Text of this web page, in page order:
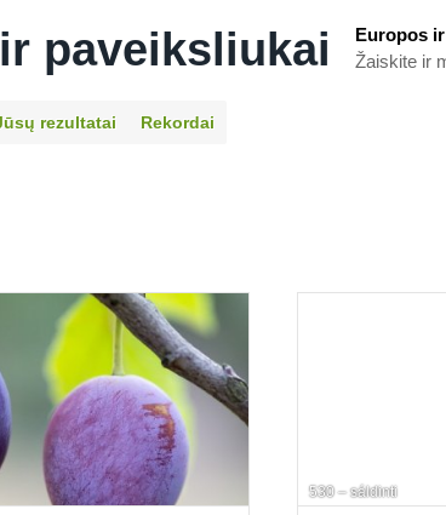
paveiksliukai
Europos
Žaiskite ir
rezultatai Rekordai
530 – sáldinti